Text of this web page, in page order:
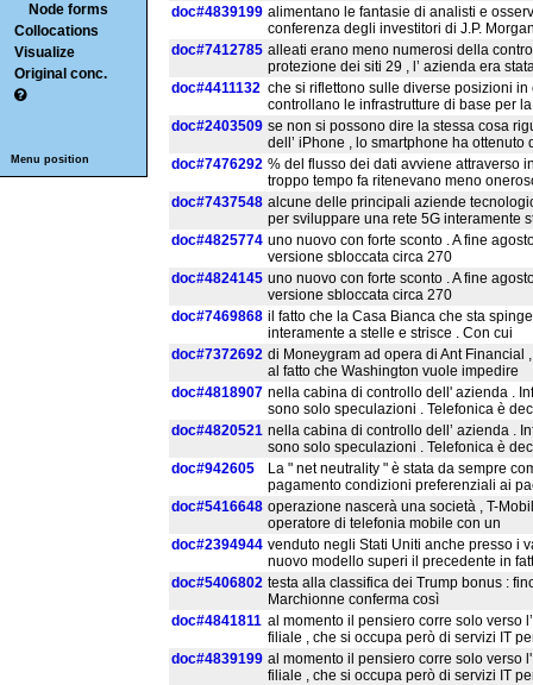
Node forms
Collocations
Visualize
Original conc.
Menu position
doc#4839199 alimentano le fantasie di analisti e
conferenza degli investitori di J.P.
doc#7412785 alleati erano meno numerosi della
protezione dei siti 29 , l’ azienda era
doc#4411132 che si riflettono sulle diverse posizioni
controllano le infrastrutture di base per
doc#2403509 se non si possono dire la stessa cosa
dell’ iPhone , lo smartphone ha ottenuto
doc#7476292 % del flusso dei dati avviene attraverso
troppo tempo fa ritenevano meno
doc#7437548 alcune delle principali aziende
per sviluppare una rete 5G interamente
doc#4825774 uno nuovo con forte sconto . A fine
versione sbloccata circa 270
doc#4824145 uno nuovo con forte sconto . A fine
versione sbloccata circa 270
doc#7469868 il fatto che la Casa Bianca che sta
interamente a stelle e strisce . Con cui
doc#7372692 di Moneygram ad opera di Ant Financial
al fatto che Washington vuole impedire
doc#4818907 nella cabina di controllo dell' azienda .
sono solo speculazioni . Telefonica è
doc#4820521 nella cabina di controllo dell’ azienda .
sono solo speculazioni . Telefonica è
doc#942605
La " net neutrality " è stata da sempre
pagamento condizioni preferenziali ai
doc#5416648 operazione nascerà una società , T-
operatore di telefonia mobile con un
doc#2394944 venduto negli Stati Uniti anche presso i
nuovo modello superi il precedente in
doc#5406802 testa alla classifica dei Trump bonus :
Marchionne conferma così
doc#4841811 al momento il pensiero corre solo verso
filiale , che si occupa però di servizi IT
doc#4839199 al momento il pensiero corre solo verso
filiale , che si occupa però di servizi IT